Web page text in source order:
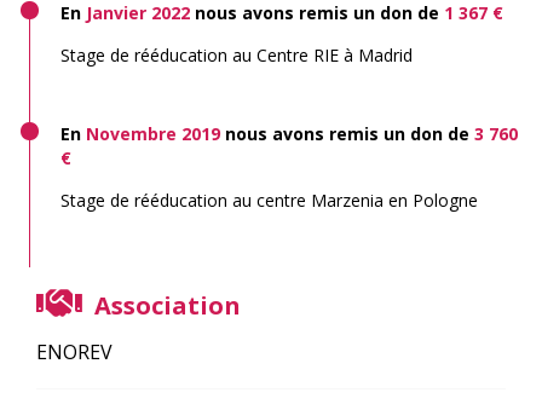
En Janvier 2022 nous avons remis un don de 1 367 €
Stage de rééducation au Centre RIE à Madrid
En Novembre 2019nous avons remis un don de 3 760
€
Stage de rééducation au centre Marzenia en Pologne
Association
ENOREV